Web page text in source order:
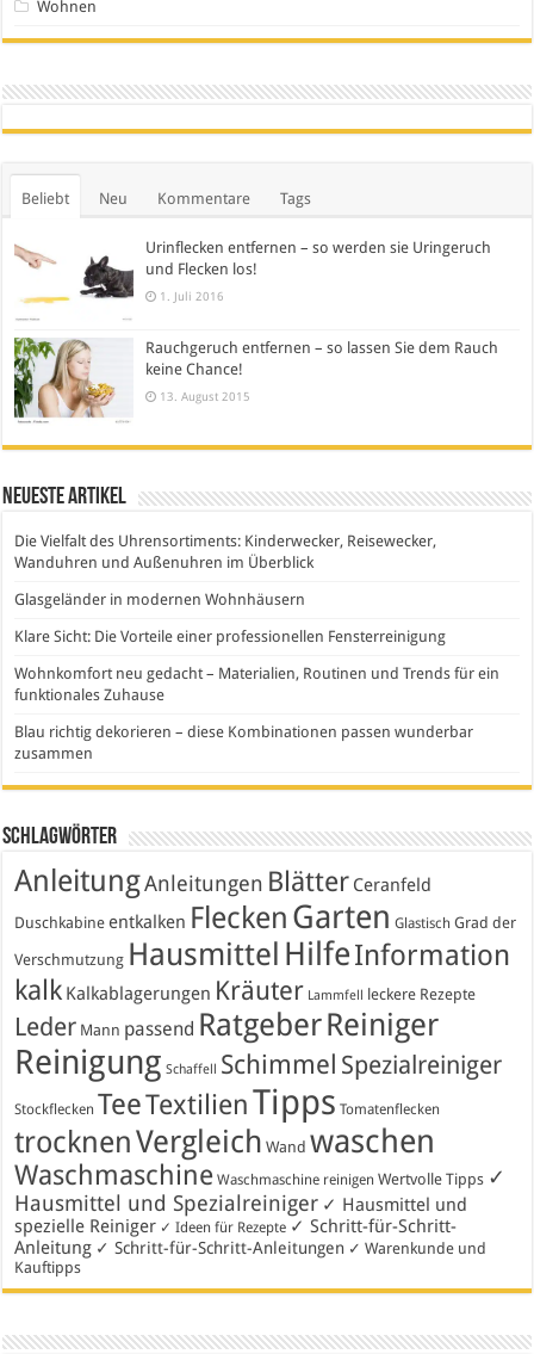
Wohnen
Beliebt Neu Kommentare Tags
Urinflecken entfernen – so werden sie Uringeruch
und Flecken los!
1. Juli 2016
Rauchgeruch entfernen – so lassen Sie dem Rauch
keine Chance!
13. August 2015
Neueste Artikel
Die Vielfalt des Uhrensortiments: Kinderwecker, Reisewecker,
Wanduhren und Außenuhren im Überblick
Glasgeländer in modernen Wohnhäusern
Klare Sicht: Die Vorteile einer professionellen Fensterreinigung
Wohnkomfort neu gedacht – Materialien, Routinen und Trends für ein
funktionales Zuhause
Blau richtig dekorieren – diese Kombinationen passen wunderbar
zusammen
Schlagwörter
AnleitungAnleitungen Blätter Ceranfeld
Duschkabine entkalken Flecken Garten Glastisch Grad der
Verschmutzung Hausmittel HilfeInformation
kalk Kalkablagerungen Kräuter Lammfell leckere Rezepte
Leder Mann passend RatgeberReiniger
Reinigung Schaffell Schimmel Spezialreiniger
Stockflecken TeeTextilienTipps Tomatenflecken
trocknenVergleich Wand waschen
Waschmaschine Waschmaschine reinigen Wertvolle Tipps ✓
Hausmittel und Spezialreiniger ✓ Hausmittel und
spezielle Reiniger ✓ Ideen für Rezepte ✓ Schritt-für-Schritt-
Anleitung ✓ Schritt-für-Schritt-Anleitungen ✓ Warenkunde und
Kauftipps